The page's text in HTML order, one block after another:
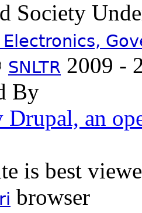
Society
SNLTR 2009 -
By
is best
browser